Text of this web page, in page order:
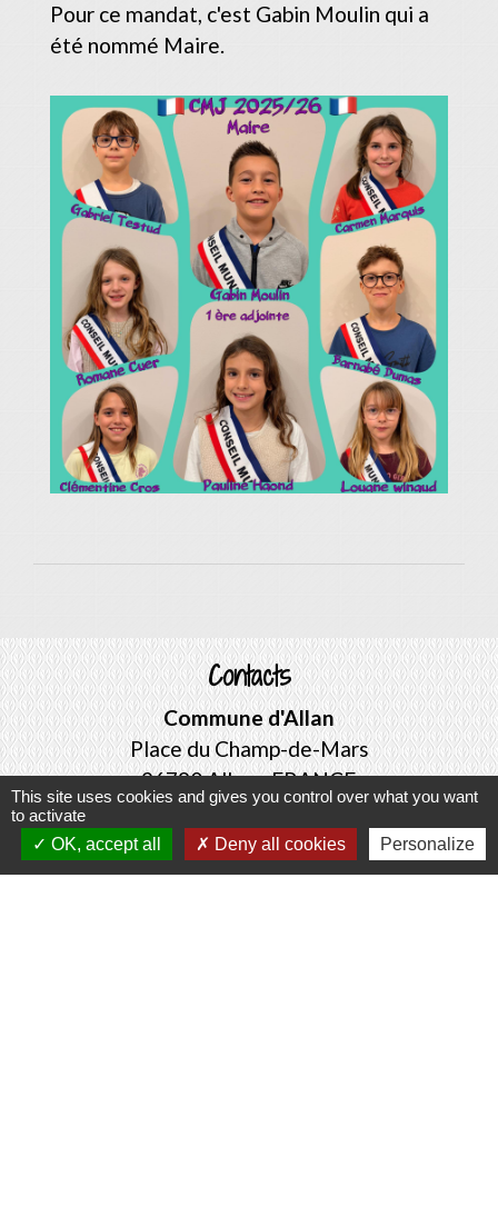
Pour ce mandat, c'est Gabin Moulin qui a
été nommé Maire.
Contacts
Commune d'Allan
Place du Champ-de-Mars
26780 Allan - FRANCE
+33 4 75 46 60 62
Contact par formulaire
This site uses cookies and gives you control over what you want
to activate
OK, accept all
Deny all cookies Personalize